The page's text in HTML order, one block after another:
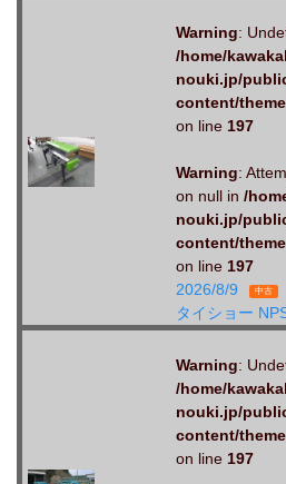
Warning:
/home/
nouki.jp/
content/
on line 197
Warning:
on null in /
nouki.jp/
content/
on line 197
2026/8/9
中古
タイショー
Warning:
/home/
nouki.jp/
content/
on line 197